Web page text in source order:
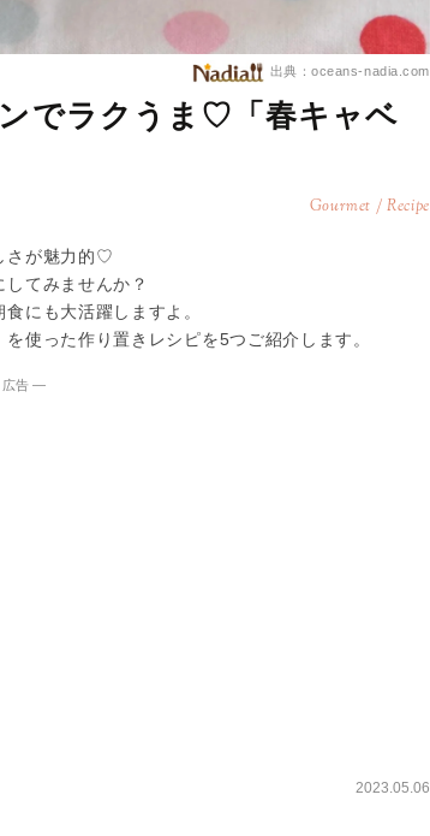
出典：oceans-nadia.com
ンでラクうま♡「春キャベ
Gourmet / Recipe
さが魅力的♡
てみませんか？
にも大活躍しますよ。
使った作り置きレシピを5つご紹介します。
告 ―
2023.05.06